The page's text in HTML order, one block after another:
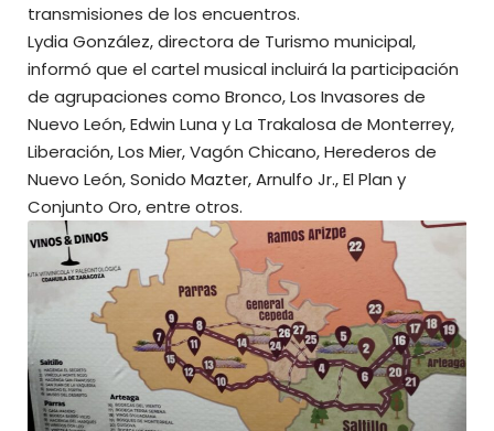
transmisiones de los encuentros.
Lydia González, directora de Turismo municipal,
informó que el cartel musical incluirá la participación
de agrupaciones como Bronco, Los Invasores de
Nuevo León, Edwin Luna y La Trakalosa de Monterrey,
Liberación, Los Mier, Vagón Chicano, Herederos de
Nuevo León, Sonido Mazter, Arnulfo Jr., El Plan y
Conjunto Oro, entre otros.